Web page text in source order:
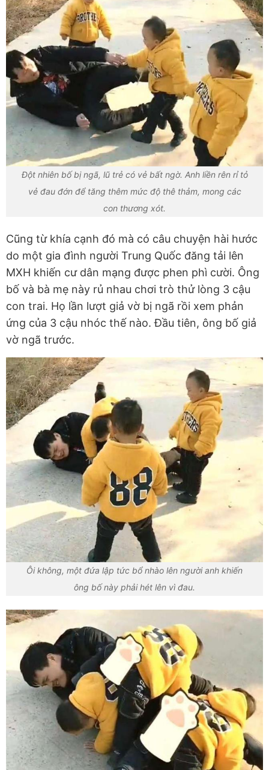
Đột nhiên bố bị ngã, lũ trẻ có vẻ bất ngờ. Anh liền rên rỉ tỏ
vẻ đau đớn để tăng thêm mức độ thê thảm, mong các
con thương xót.
Cũng từ khía cạnh đó mà có câu chuyện hài hước
do một gia đình người Trung Quốc đăng tải lên
MXH khiến cư dân mạng được phen phì cười. Ông
bố và bà mẹ này rủ nhau chơi trò thử lòng 3 cậu
con trai. Họ lần lượt giả vờ bị ngã rồi xem phản
ứng của 3 cậu nhóc thế nào. Đầu tiên, ông bố giả
vờ ngã trước.
Ôi không, một đứa lập tức bổ nhào lên người anh khiến
ông bố này phải hét lên vì đau.